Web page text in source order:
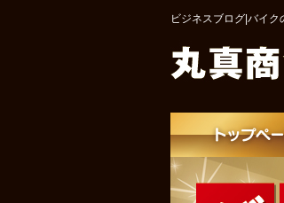
ビジネスブログ|バイ